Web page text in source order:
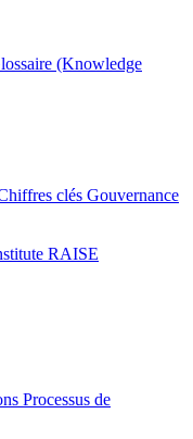
(Knowledge
clés Gouvernance
RAISE
Processus de